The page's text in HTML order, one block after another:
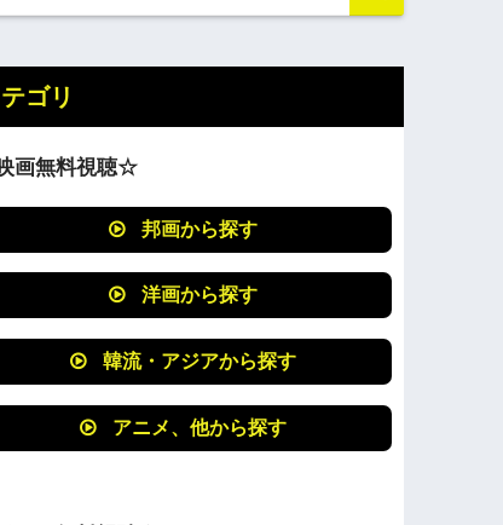
ゴリ
画無料視聴☆
邦画から探す
洋画から探す
韓流・アジアから探す
アニメ、他から探す